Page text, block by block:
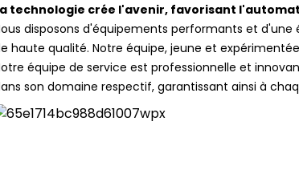
technologie crée l'avenir, favorisant
disposons d'équipements performants et
haute qualité. Notre équipe, jeune et
équipe de service est professionnelle et
son domaine respectif, garantissant ainsi à